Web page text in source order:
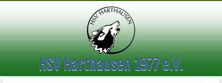
HSV Harthausen 1977 e.V.